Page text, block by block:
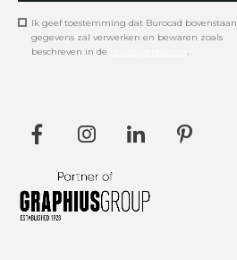
Ik geef toestemming dat Burocad
gegevens zal verwerken en bewaren zoals
beschreven in de